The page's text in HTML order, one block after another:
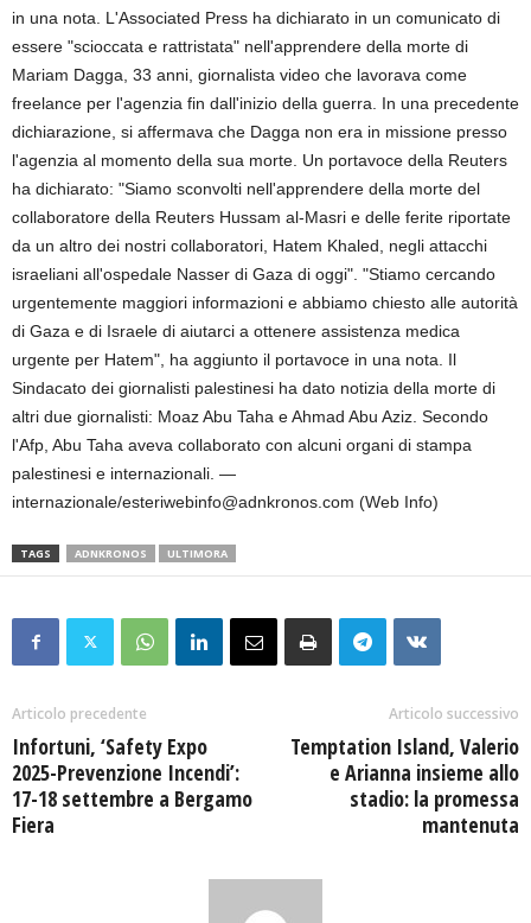
in una nota. L'Associated Press ha dichiarato in un comunicato di
essere "scioccata e rattristata" nell'apprendere della morte di
Mariam Dagga, 33 anni, giornalista video che lavorava come
freelance per l'agenzia fin dall'inizio della guerra. In una precedente
dichiarazione, si affermava che Dagga non era in missione presso
l'agenzia al momento della sua morte. Un portavoce della Reuters
ha dichiarato: "Siamo sconvolti nell'apprendere della morte del
collaboratore della Reuters Hussam al-Masri e delle ferite riportate
da un altro dei nostri collaboratori, Hatem Khaled, negli attacchi
israeliani all'ospedale Nasser di Gaza di oggi". "Stiamo cercando
urgentemente maggiori informazioni e abbiamo chiesto alle autorità
di Gaza e di Israele di aiutarci a ottenere assistenza medica
urgente per Hatem", ha aggiunto il portavoce in una nota. Il
Sindacato dei giornalisti palestinesi ha dato notizia della morte di
altri due giornalisti: Moaz Abu Taha e Ahmad Abu Aziz. Secondo
l'Afp, Abu Taha aveva collaborato con alcuni organi di stampa
palestinesi e internazionali. —
internazionale/esteriwebinfo@adnkronos.com (Web Info)
TAGS ADNKRONOS ULTIMORA
Articolo precedente
Infortuni, ‘Safety Expo
2025-Prevenzione Incendi’:
17-18 settembre a Bergamo
Fiera
Articolo successivo
Temptation Island, Valerio
e Arianna insieme allo
stadio: la promessa
mantenuta